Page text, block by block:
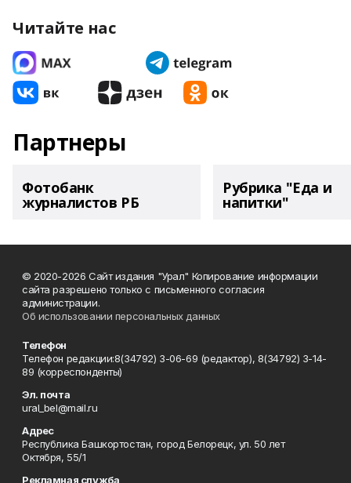
Читайте нас
Партнеры
Фотобанк
журналистов РБ
Рубрика "Еда и
напитки"
© 2020-2026 Сайт издания "Урал" Копирование информации
сайта разрешено только с письменного согласия
администрации.
Об использовании персональных данных
Телефон
Телефон редакции:8(34792) 3-06-69 (редактор), 8(34792) 3-14-
89 (корреспонденты)
Эл. почта
ural_bel@mail.ru
Адрес
Республика Башкортостан, город Белорецк, ул. 50 лет
Октября, 55/1
Рекламная служба